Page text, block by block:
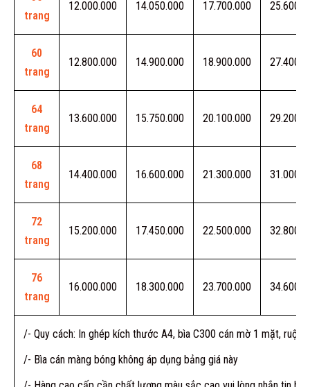
trang
12.000.000 14.050.000 17.700.000
60
trang
12.800.000 14.900.000 18.900.000
64
trang
13.600.000 15.750.000 20.100.000
68
trang
14.400.000 16.600.000 21.300.000
72
trang
15.200.000 17.450.000 22.500.000
76
trang
16.000.000 18.300.000 23.700.000
/- Quy cách: In ghép kích thước A4, bìa C300 cán mờ 1 mặt, ruột
/- Bìa cán màng bóng không áp dụng bảng giá này